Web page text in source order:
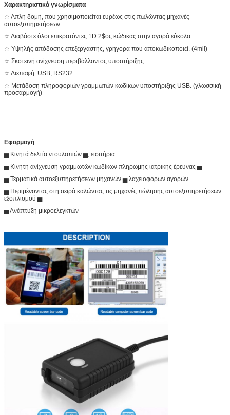
Χαρακτηριστικά γνωρίσματα
☆ Απλή δομή, που χρησιμοποιείται ευρέως στις πωλώντας μηχανές
αυτοεξυπηρετήσεων.
☆ Διαβάστε όλοι επικρατόντες 1D 2$ος κώδικας στην αγορά εύκολα.
☆ Υψηλής απόδοσης επεξεργαστής, γρήγορα που αποκωδικοποιεί. (4mil)
☆ Σκοτεινή ανίχνευση περιβάλλοντος υποστήριξης.
☆ Διεπαφή: USB, RS232.
☆ Μετάδοση πληροφοριών γραμμωτών κωδίκων υποστήριξης USB. (γλωσσική
προσαρμογή)
Εφαρμογή
▅ Κινητά δελτία ντουλαπιών ▅, εισιτήρια
▅ Κινητή ανίχνευση γραμμωτών κωδίκων πληρωμής ιατρικής έρευνας ▅
▅ Τερματικά αυτοεξυπηρετήσεων μηχανών ▅ λαχειοφόρων αγορών
▅ Περιμένοντας στη σειρά καλώντας τις μηχανές πώλησης αυτοεξυπηρετήσεων
εξοπλισμού ▅
▅ Ανάπτυξη μικροελεγκτών